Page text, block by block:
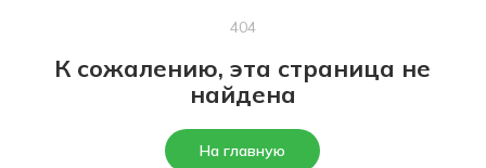
404
К сожалению, эта страница не
найдена
На главную